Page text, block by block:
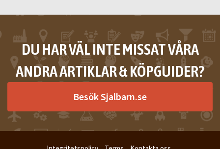
DU HAR VÄL INTE MISSAT VÅRA
ANDRA ARTIKLAR & KÖPGUIDER?
Besök Sjalbarn.se